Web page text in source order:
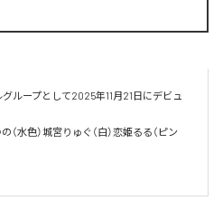
ループとして2025年11月21日にデビュ
（水色）城宮りゅぐ（白）恋姫るる（ピン